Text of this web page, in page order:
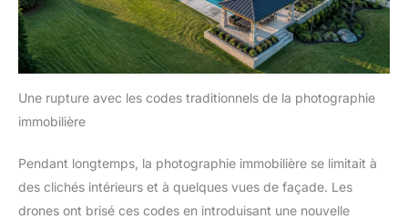
Une rupture avec les codes traditionnels de la photographie
immobilière
Pendant longtemps, la photographie immobilière se limitait à
des clichés intérieurs et à quelques vues de façade. Les
drones ont brisé ces codes en introduisant une nouvelle